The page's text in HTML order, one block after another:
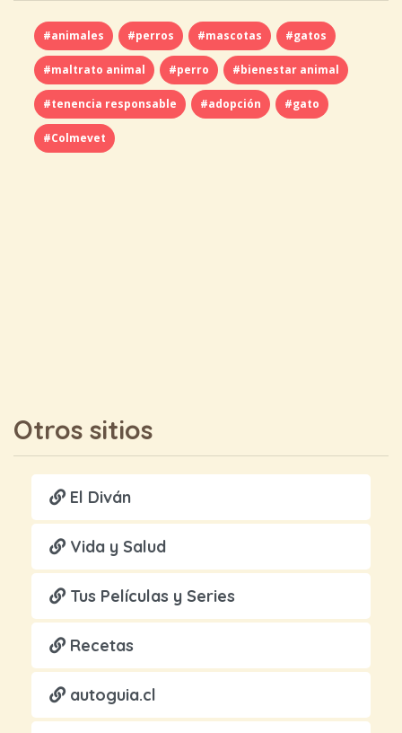
#animales #perros #mascotas #gatos
#maltrato animal #perro #bienestar animal
#tenencia responsable #adopción #gato
#Colmevet
Otros sitios
El Diván
Vida y Salud
Tus Películas y Series
Recetas
autoguia.cl